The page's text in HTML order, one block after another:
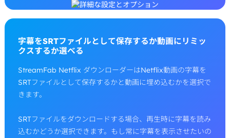
字幕をSRTファイルとして保存するか動画にリミッ
クスするか選べる
StreamFab Netflix ダウンローダーはNetflix動画の字幕を
SRTファイルとして保存するかと動画に埋め込むかを選択で
きます。
SRTファイルをダウンロードする場合、再生時に字幕を読み
込むかどうか選択できます。もし常に字幕を表示させたいの